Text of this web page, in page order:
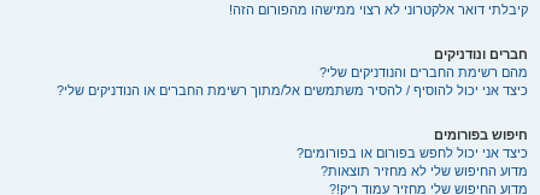
קיבלתי דואר אלקטרוני לא רצוי ממישהו מהפורום הזה!
חברים ונודניקים
מהם רשימת החברים והנודניקים שלי?
כיצד אני יכול להוסיף / להסיר משתמשים אל/מתוך רשימת החברים או הנודניקים שלי?
חיפוש בפורומים
כיצד אני יכול לחפש בפורום או בפורומים?
מדוע החיפוש שלי לא מחזיר תוצאות?
מדוע החיפוש שלי מחזיר עמוד ריק!?